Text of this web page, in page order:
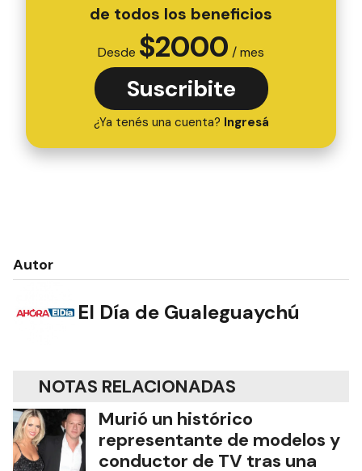
de todos los beneficios
Desde $2000 / mes
Suscribite
¿Ya tenés una cuenta? Ingresá
Autor
El Día de Gualeguaychú
NOTAS RELACIONADAS
Murió un histórico
representante de modelos y
conductor de TV tras una